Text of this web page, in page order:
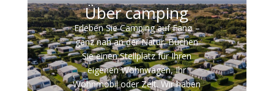
Über camping
Erleben Sie Camping auf Fanø –
ganz nah an der Natur. Buchen
Sie einen Stellplatz für Ihren
eigenen Wohnwagen, Ihr
Wohnmobil oder Zelt. Wir haben